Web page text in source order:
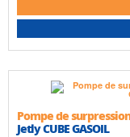
Pompe de surpression
Jetly CUBE GASOIL